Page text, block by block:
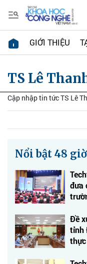
GIỚI THIỆU
TS Lê
Cập nhập tin tức TS Lê
Nổi bật 48 giờ
đưa
Đề
tỉnh